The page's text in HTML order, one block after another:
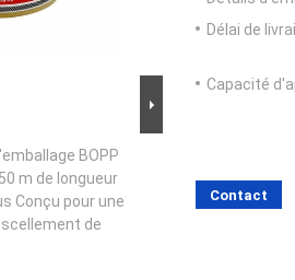
BOPP
m de longueur
Conçu pour une
de
Délai de
Capacité
Contact